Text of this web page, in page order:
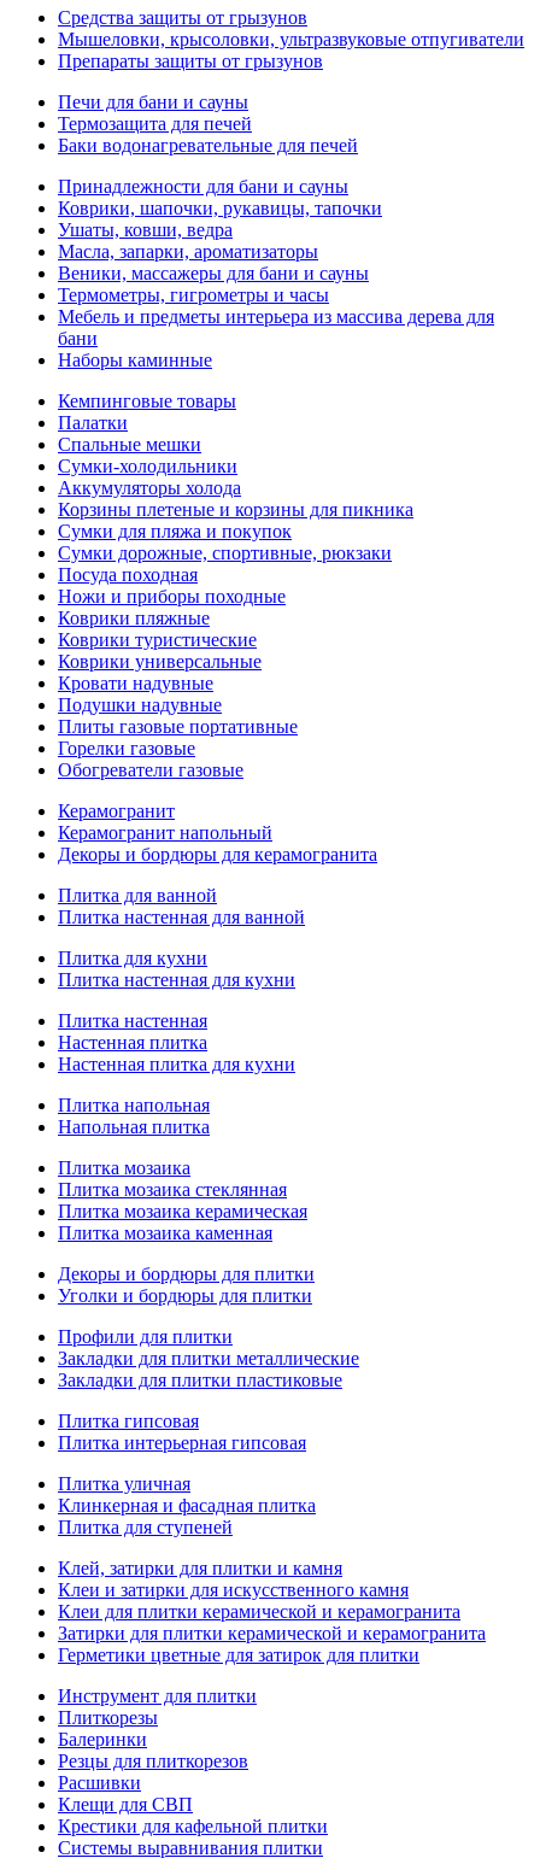
Средства защиты от грызунов
Мышеловки, крысоловки, ультразвуковые отпугиватели
Препараты защиты от грызунов
Печи для бани и сауны
Термозащита для печей
Баки водонагревательные для печей
Принадлежности для бани и сауны
Коврики, шапочки, рукавицы, тапочки
Ушаты, ковши, ведра
Масла, запарки, ароматизаторы
Веники, массажеры для бани и сауны
Термометры, гигрометры и часы
Мебель и предметы интерьера из массива дерева для
бани
Наборы каминные
Кемпинговые товары
Палатки
Спальные мешки
Сумки-холодильники
Аккумуляторы холода
Корзины плетеные и корзины для пикника
Сумки для пляжа и покупок
Сумки дорожные, спортивные, рюкзаки
Посуда походная
Ножи и приборы походные
Коврики пляжные
Коврики туристические
Коврики универсальные
Кровати надувные
Подушки надувные
Плиты газовые портативные
Горелки газовые
Обогреватели газовые
Керамогранит
Керамогранит напольный
Декоры и бордюры для керамогранита
Плитка для ванной
Плитка настенная для ванной
Плитка для кухни
Плитка настенная для кухни
Плитка настенная
Настенная плитка
Настенная плитка для кухни
Плитка напольная
Напольная плитка
Плитка мозаика
Плитка мозаика стеклянная
Плитка мозаика керамическая
Плитка мозаика каменная
Декоры и бордюры для плитки
Уголки и бордюры для плитки
Профили для плитки
Закладки для плитки металлические
Закладки для плитки пластиковые
Плитка гипсовая
Плитка интерьерная гипсовая
Плитка уличная
Клинкерная и фасадная плитка
Плитка для ступеней
Клей, затирки для плитки и камня
Клеи и затирки для искусственного камня
Клеи для плитки керамической и керамогранита
Затирки для плитки керамической и керамогранита
Герметики цветные для затирок для плитки
Инструмент для плитки
Плиткорезы
Балеринки
Резцы для плиткорезов
Расшивки
Клещи для СВП
Крестики для кафельной плитки
Системы выравнивания плитки